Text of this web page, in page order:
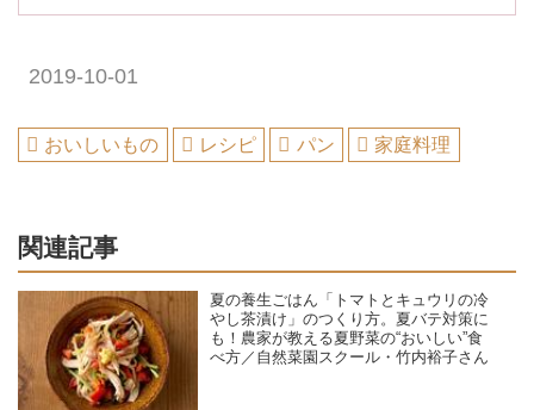
2019-10-01
おいしいもの レシピ パン 家庭料理
関連記事
夏の養生ごはん「トマトとキュウリの冷
やし茶漬け」のつくり方。夏バテ対策に
も！農家が教える夏野菜の“おいしい”食
べ方／自然菜園スクール・竹内裕子さん